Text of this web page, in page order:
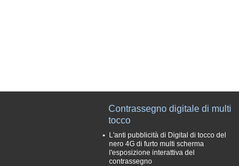
Contrassegno digitale di multi
tocco
L'anti pubblicità di Digital di tocco del
nero 4G di furto multi scherma
l'esposizione interattiva del
contrassegno